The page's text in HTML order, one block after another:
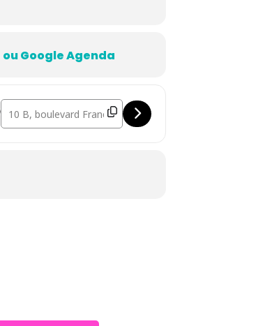
ou Google Agenda
Destination Address - Améliorer sa pratique avec le